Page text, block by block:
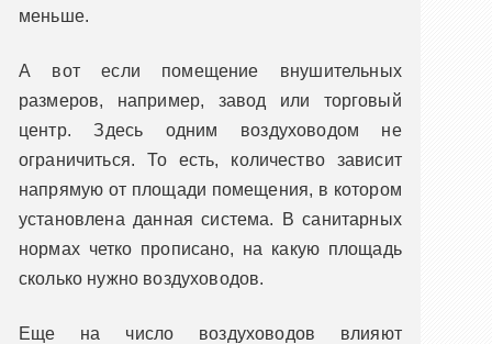
меньше.
А вот если помещение внушительных
размеров, например, завод или торговый
центр. Здесь одним воздуховодом не
ограничиться. То есть, количество зависит
напрямую от площади помещения, в котором
установлена данная система. В санитарных
нормах четко прописано, на какую площадь
сколько нужно воздуховодов.
Еще на число воздуховодов влияют